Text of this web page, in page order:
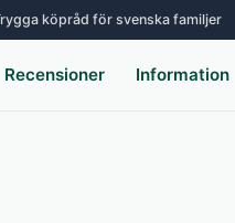
köpråd för svenska familjer
Recensioner Information